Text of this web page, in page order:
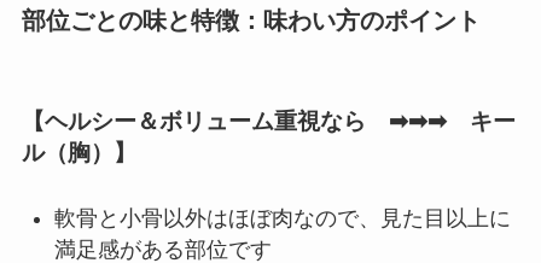
部位ごとの味と特徴：味わい方のポイント
【ヘルシー＆ボリューム重視なら ➡➡➡ キー
ル（胸）】
軟骨と小骨以外はほぼ肉なので、見た目以上に
満足感がある部位です